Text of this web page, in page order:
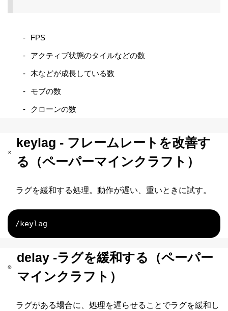
FPS
アクティブ状態のタイルなどの数
木などが成長している数
モブの数
クローンの数
keylag - フレームレートを改善す
る（ペーパーマインクラフト）
ラグを緩和する処理。動作が遅い、重いときに試す。
/keylag
delay -ラグを緩和する（ペーパー
マインクラフト）
ラグがある場合に、処理を遅らせることでラグを緩和し